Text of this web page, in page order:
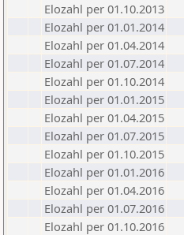
Elozahl per 01.10.2013
Elozahl per 01.01.2014
Elozahl per 01.04.2014
Elozahl per 01.07.2014
Elozahl per 01.10.2014
Elozahl per 01.01.2015
Elozahl per 01.04.2015
Elozahl per 01.07.2015
Elozahl per 01.10.2015
Elozahl per 01.01.2016
Elozahl per 01.04.2016
Elozahl per 01.07.2016
Elozahl per 01.10.2016